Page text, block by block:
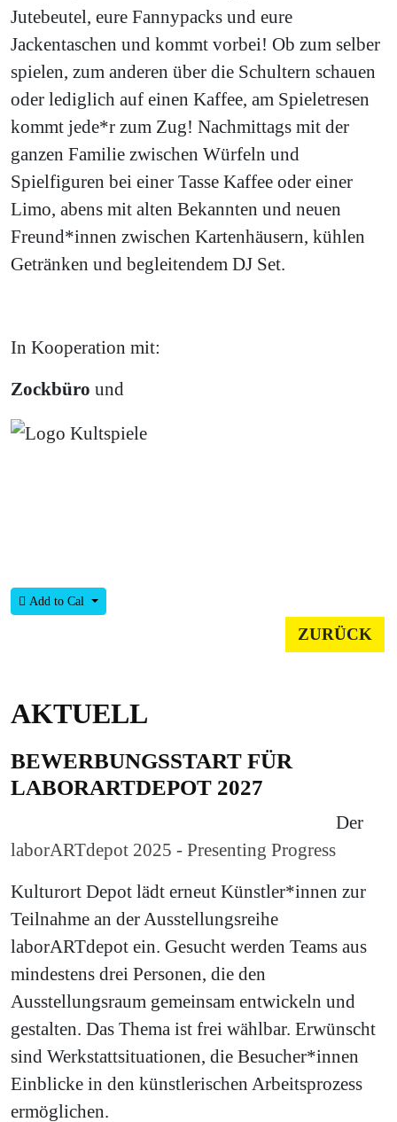
Jutebeutel, eure Fannypacks und eure
Jackentaschen und kommt vorbei! Ob zum selber
spielen, zum anderen über die Schultern schauen
oder lediglich auf einen Kaffee, am Spieletresen
kommt jede*r zum Zug! Nachmittags mit der
ganzen Familie zwischen Würfeln und
Spielfiguren bei einer Tasse Kaffee oder einer
Limo, abens mit alten Bekannten und neuen
Freund*innen zwischen Kartenhäusern, kühlen
Getränken und begleitendem DJ Set.
In Kooperation mit:
Zockbüro und
Add to Cal
ZURÜCK
AKTUELL
BEWERBUNGSSTART FÜR
LABORARTDEPOT 2027
laborARTdepot 2025 - Presenting Progress
Der
Kulturort Depot lädt erneut Künstler*innen zur
Teilnahme an der Ausstellungsreihe
laborARTdepot ein. Gesucht werden Teams aus
mindestens drei Personen, die den
Ausstellungsraum gemeinsam entwickeln und
gestalten. Das Thema ist frei wählbar. Erwünscht
sind Werkstattsituationen, die Besucher*innen
Einblicke in den künstlerischen Arbeitsprozess
ermöglichen.